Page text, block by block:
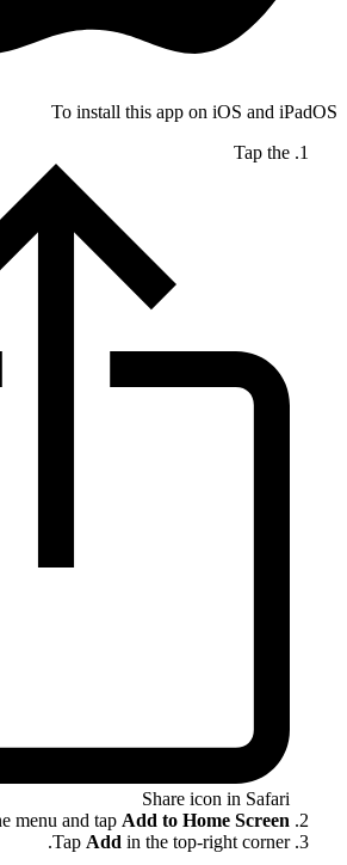
To install this app on iOS and iPadOS
Tap the
Share icon in Safari
menu and tap Add to Home Screen
Tap Add in the top-right corner.